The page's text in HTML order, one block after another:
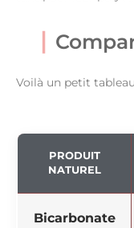
Voilà un petit
PRODUIT
NATUREL
Bicarbonate